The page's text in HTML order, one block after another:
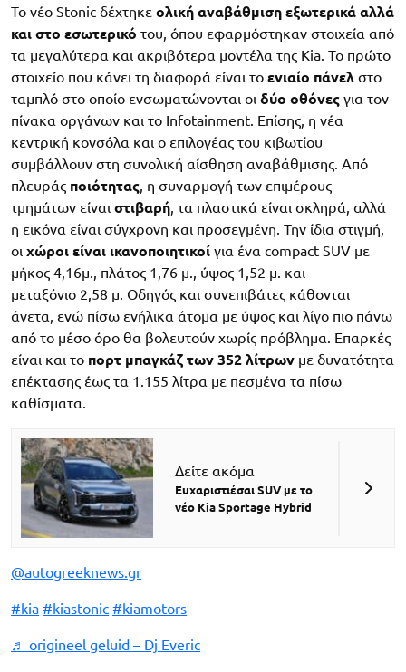
Το νέο Stonic δέχτηκε ολική αναβάθμιση εξωτερικά αλλά
και στο εσωτερικό του, όπου εφαρμόστηκαν στοιχεία από
τα μεγαλύτερα και ακριβότερα μοντέλα της Kia. Το πρώτο
στοιχείο που κάνει τη διαφορά είναι το ενιαίο πάνελ στο
ταμπλό στο οποίο ενσωματώνονται οι δύο οθόνες για τον
πίνακα οργάνων και το Infotainment. Επίσης, η νέα
κεντρική κονσόλα και ο επιλογέας του κιβωτίου
συμβάλλουν στη συνολική αίσθηση αναβάθμισης. Από
πλευράς ποιότητας, η συναρμογή των επιμέρους
τμημάτων είναι στιβαρή, τα πλαστικά είναι σκληρά, αλλά
η εικόνα είναι σύγχρονη και προσεγμένη. Την ίδια στιγμή,
οι χώροι είναι ικανοποιητικοί για ένα compact SUV με
μήκος 4,16μ., πλάτος 1,76 μ., ύψος 1,52 μ. και
μεταξόνιο 2,58 μ. Οδηγός και συνεπιβάτες κάθονται
άνετα, ενώ πίσω ενήλικα άτομα με ύψος και λίγο πιο πάνω
από το μέσο όρο θα βολευτούν χωρίς πρόβλημα. Επαρκές
είναι και το πορτ μπαγκάζ των 352 λίτρων με δυνατότητα
επέκτασης έως τα 1.155 λίτρα με πεσμένα τα πίσω
καθίσματα.
Δείτε ακόμα
Ευχαριστιέσαι SUV με το
νέο Kia Sportage Hybrid
@autogreeknews.gr
#kia #kiastonic #kiamotors
♬ origineel geluid – Dj Everic